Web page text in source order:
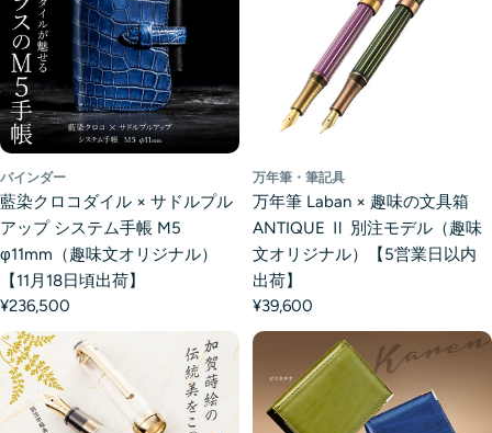
バインダー
藍染クロコダイル × サドルプル
アップ システム手帳 M5
φ11mm（趣味文オリジナル）
【11月18日頃出荷】
¥236,500
万年筆・筆記具
万年筆 Laban × 趣味の文具箱
ANTIQUE Ⅱ 別注モデル（趣味
文オリジナル）【5営業日以内
出荷】
¥39,600